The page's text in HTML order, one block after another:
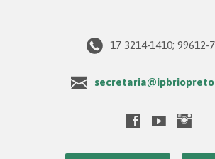
17 3214-1410; 99612-